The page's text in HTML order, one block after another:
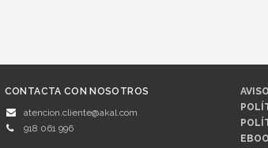
CONTACTA CON NOSOTROS
atencion.cliente@akal.com
918 061 996